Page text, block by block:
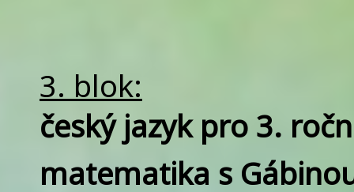
3. blok:
český jazyk pro 3.
matematika s